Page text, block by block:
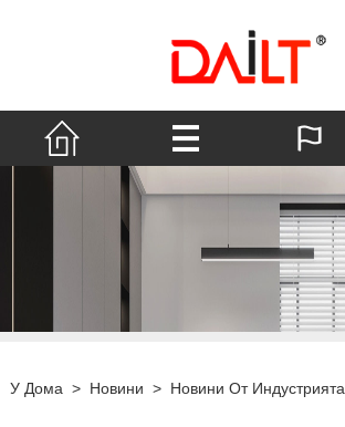
У Дома > Новини > Новини От Индустрията